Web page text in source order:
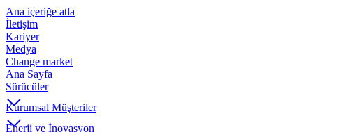
Ana içeriğe atla
İletişim
Kariyer
Medya
Change market
Ana Sayfa
Sürücüler
Kurumsal Müşteriler
Enerji ve İnovasyon